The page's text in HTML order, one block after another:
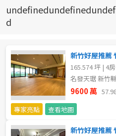
基隆市
宜蘭縣
桃園市
新竹市
類型(可複選)
不拘 公寓
別墅 透天厝
d
165.574 坪 | 4
名發天琚 新竹
9600 萬
專家亮點
查看地圖